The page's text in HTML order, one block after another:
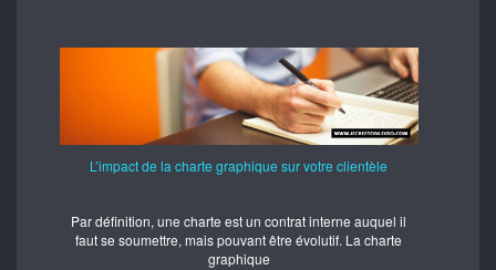
L’impact de la charte graphique sur votre clientèle
Par définition, une charte est un contrat interne auquel il
faut se soumettre, mais pouvant être évolutif. La charte
graphique